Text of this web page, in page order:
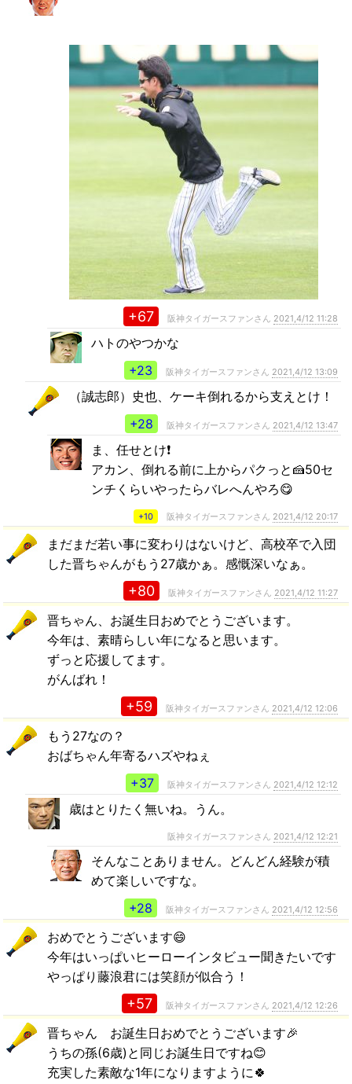
+67 阪神タイガースファンさん 2021,4/12 11:28
ハトのやつかな
+23
阪神タイガースファンさん 2021,4/12 13:09
（誠志郎）史也、ケーキ倒れるから支えとけ！
+28
阪神タイガースファンさん 2021,4/12 13:47
ま、任せとけ❗️
アカン、倒れる前に上からパクっと🍰50セ
ンチくらいやったらバレへんやろ😋
+10 阪神タイガースファンさん 2021,4/12 20:17
まだまだ若い事に変わりはないけど、高校卒で入団
した晋ちゃんがもう27歳かぁ。感慨深いなぁ。
+80 阪神タイガースファンさん 2021,4/12 11:27
晋ちゃん、お誕生日おめでとうございます。
今年は、素晴らしい年になると思います。
ずっと応援してます。
がんばれ！
+59 阪神タイガースファンさん 2021,4/12 12:06
もう27なの？
おばちゃん年寄るハズやねぇ
+37
阪神タイガースファンさん 2021,4/12 12:12
歳はとりたく無いね。うん。
阪神タイガースファンさん 2021,4/12 12:21
そんなことありません。どんどん経験が積
めて楽しいですな。
+28
阪神タイガースファンさん 2021,4/12 12:56
おめでとうございます😄
今年はいっぱいヒーローインタビュー聞きたいです
やっぱり藤浪君には笑顔が似合う！
+57 阪神タイガースファンさん 2021,4/12 12:26
晋ちゃん お誕生日おめでとうございます🎉
うちの孫(6歳)と同じお誕生日ですね😊
充実した素敵な1年になりますように🍀